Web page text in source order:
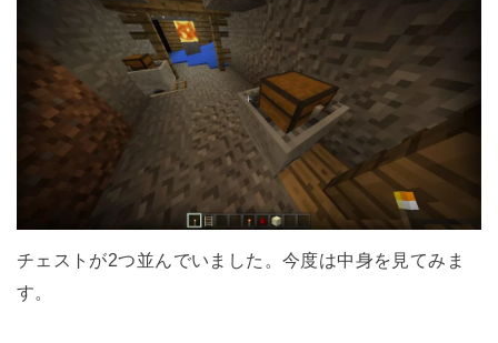
チェストが2つ並んでいました。今度は中身を見てみま
す。